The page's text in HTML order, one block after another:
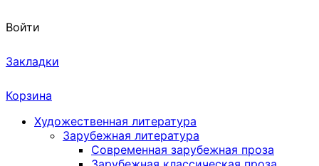
Войти
Закладки
Корзина
Художественная литература
Зарубежная литература
Современная зарубежная проза